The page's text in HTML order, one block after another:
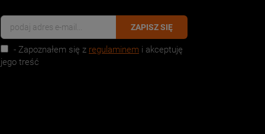
ZAPISZ SIĘ
- Zapoznałem się z regulaminem i akceptuję
jego treść